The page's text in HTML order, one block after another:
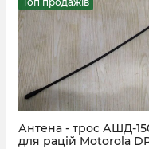
Антена - трос АШД-
для рацій Motorola